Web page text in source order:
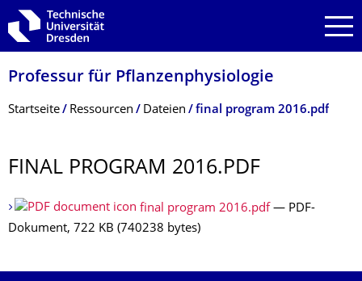
Zur Hauptnavigation springen
Zur Suche springen
Zum Inhalt springen
Professur für Pflanzenphysiolo­gie
Breadcrumb-Menü
Startseite Ressourcen Dateien final program 2016.pdf
FINAL PROGRAM 2016.PDF
final program 2016.pdf — PDF-
Dokument, 722 KB (740238 bytes)